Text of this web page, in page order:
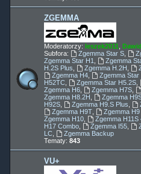
ZGEMMA
Moderatorzy: leszek2011
Subfora:
Zgemma Star S,
Zgemma Star H1
Zgemma
H.2S Plus
Zgemma H.2H
Zgemma H4, Zgemma Star
H52TC
Zgemma Star H5.2S,
Zgemma H6
Zgemma H7S,
Zgemma H8.2H
Zgemma
H92S
Zgemma H9.S Plus
Zgemma H9T, Zgemma H9
Zgemma H10
Zgemma H11S
H17 Combo
Zgemma I55,
LC
Zgemma Backup
Tematy: 843
VU+